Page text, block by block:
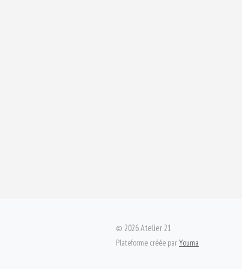
© 2026Atelier 21
Plateforme créée parYouma